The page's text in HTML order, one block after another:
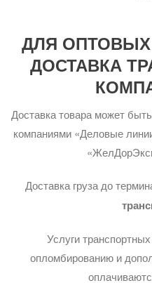
ДЛЯ ОПТОВЫХ
ДОСТАВКА
Доставка товара может
компаниями «Деловые
Доставка груза до
Услуги
опломбированию и